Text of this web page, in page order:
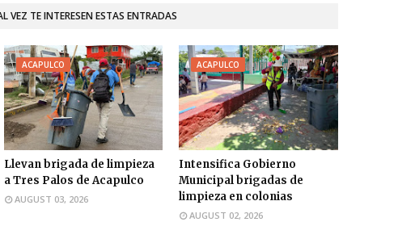
VEZ TE INTERESEN ESTAS ENTRADAS
ACAPULCO
Llevan brigada de limpieza
a Tres Palos de Acapulco
AUGUST 03, 2026
ACAPULCO
Intensifica Gobierno
Municipal brigadas de
limpieza en colonias
AUGUST 02, 2026